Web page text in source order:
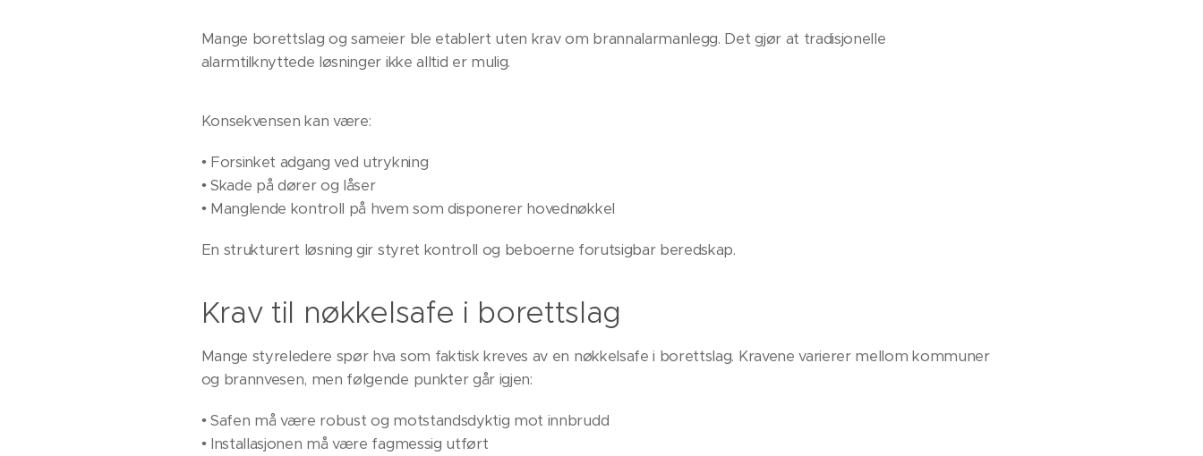
Mange borettslag og sameier ble etablert uten krav om brannalarmanlegg. Det gjør at tradisjonelle
alarmtilknyttede løsninger ikke alltid er mulig.
Konsekvensen kan være:
• Forsinket adgang ved utrykning
• Skade på dører og låser
• Manglende kontroll på hvem som disponerer hovednøkkel
En strukturert løsning gir styret kontroll og beboerne forutsigbar beredskap.
Krav til nøkkelsafe i borettslag
Mange styreledere spør hva som faktisk kreves av en nøkkelsafe i borettslag. Kravene varierer mellom kommuner
og brannvesen, men følgende punkter går igjen:
• Safen må være robust og motstandsdyktig mot innbrudd
• Installasjonen må være fagmessig utført